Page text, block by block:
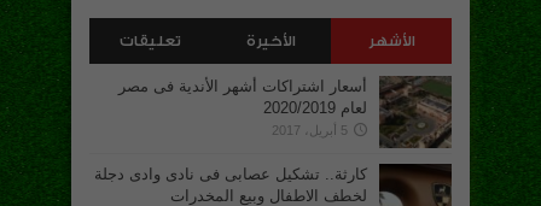
الأشهر الأخيرة تعليقات
أسعار اشتراكات أشهر الأندية فى مصر
لعام 2020/2019
5 أبريل، 2017
كارثة.. تشكيل عصابى فى نادى وادى دجلة
لخطف الاطفال وبيع المخدرات